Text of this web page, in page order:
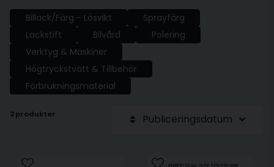
Billack/Färg - Lösvikt
Sprayfärg
Lackstift
Bilvård
Polering
Verktyg & Maskiner
Högtryckstvätt & Tillbehör
Förbrukningsmaterial
2 produkter Publiceringsdatum